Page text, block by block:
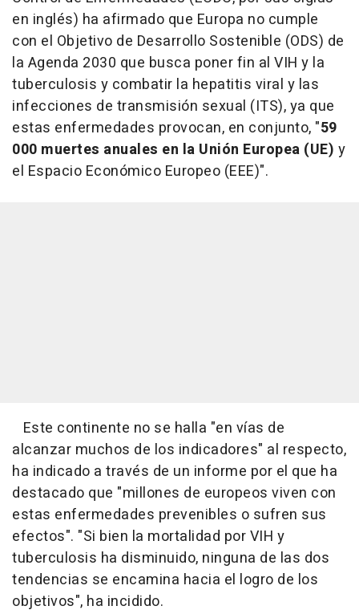
en inglés) ha afirmado que Europa no cumple
con el Objetivo de Desarrollo Sostenible (ODS) de
la Agenda 2030 que busca poner fin al VIH y la
tuberculosis y combatir la hepatitis viral y las
infecciones de transmisión sexual (ITS), ya que
estas enfermedades provocan, en conjunto, "59
000 muertes anuales en la Unión Europea (UE) y
el Espacio Económico Europeo (EEE)".
Este continente no se halla "en vías de
alcanzar muchos de los indicadores" al respecto,
ha indicado a través de un informe por el que ha
destacado que "millones de europeos viven con
estas enfermedades prevenibles o sufren sus
efectos". "Si bien la mortalidad por VIH y
tuberculosis ha disminuido, ninguna de las dos
tendencias se encamina hacia el logro de los
objetivos", ha incidido.